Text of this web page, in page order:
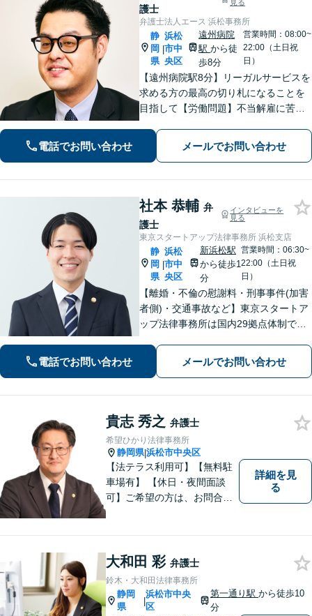
護士
見る
弁護士法人エース 浜松事務所
静
岡
県
|
浜松
市中
央区
遠州病院
駅から徒
歩8分
営業時間：08:00~
22:00（土日祝
日）
【遠州病院駅8分】リーガルサービスを
求める方の最高の切り札になることを
目指して【労働問題】不当解雇に苦し
を模索します【離婚問題】認知請求・
養育費の請求など、辛い状況を好転さ
電話でお問い合わせ メールでお問い合わせ
社本 恭輔 弁
護士
インタビューを
見る
東京スタートアップ法律事務所 浜松支店
静
岡
県
|
浜松
市中
央区
新浜松駅
から徒歩1
分
営業時間：06:30~
22:00（土日祝
日）
【離婚・不倫の慰謝料・刑事事件(加害
者側)・交通事故など】東京スタートア
ップ法律事務所は国内29拠点体制で全
対応(法律相談は完全予約制)】各分野で
専門性の高い弁護士が寄り添い解決を
電話でお問い合わせ メールでお問い合わせ
貴志 秀之 弁護士
希望ひかり法律事務所
静岡県|浜松市中央区
【法テラス利用可】【無料駐
車場有】 【休日・夜間面談
可】ご希望の方は、お問合せ
詳細を見
る
大和田 彩 弁護士
鈴木・大和田法律事務所
静岡
県
|
浜松市中央
区
第一通り駅 から徒歩10
分